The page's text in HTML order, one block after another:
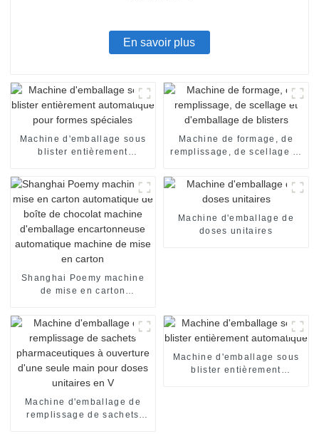
En savoir plus
Machine d'emballage sous
blister entièrement
Machine de formage, de
remplissage, de scellage et
Shanghai Poemy machine
de mise en carton
d'emballage encartonneuse
automatique machine de
mise en carton
Machine d'emballage de
doses unitaires
Machine d'emballage de
remplissage de sachets
Machine d'emballage sous
blister entièrement